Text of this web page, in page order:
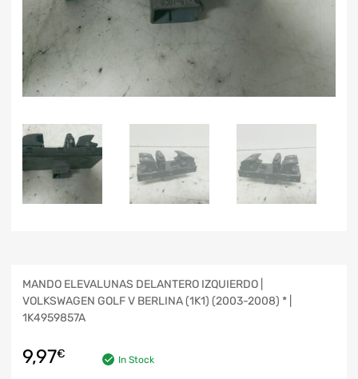
MANDO ELEVALUNAS DELANTERO IZQUIERDO |
VOLKSWAGEN GOLF V BERLINA (1K1) (2003-2008) * |
1K4959857A
9,97€ In Stock